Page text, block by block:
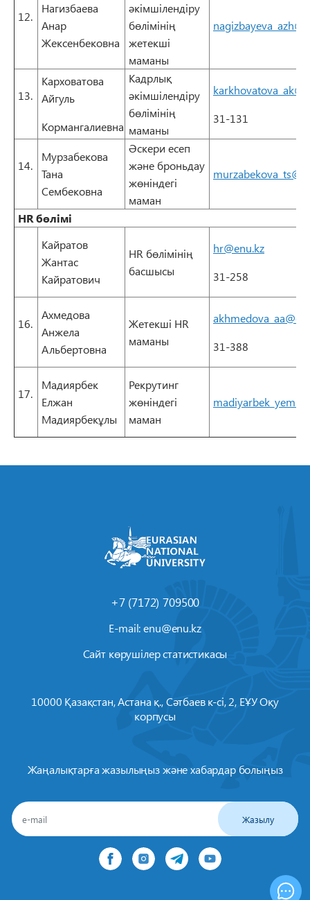
12.
Нагизбаева
Анар
Жексенбековна
әкімшілендіру
бөлімінің
жетекші
маманы
13.
Карховатова
Айгуль
Кормангалиевна
Кадрлық
әкімшілендіру
бөлімінің
маманы
31-131
14.
Мурзабекова
Тана
Сембековна
Әскери есеп
және броньдау
жөніндегі
маман
HR бөлімі
Кайратов
Жантас
Кайратович
HR бөлімінің
басшысы
hr@enu.kz
31-258
16.
Ахмедова
Анжела
Альбертовна
Жетекші HR
маманы
31-388
17.
Мадиярбек
Елжан
Мадиярбекұлы
Рекрутинг
жөніндегі
маман
+7 (7172) 709500
E-mail:enu@enu.kz
Сайт көрушілер статистикасы
10000 Қазақстан, Астана қ., Сәтбаев к-сі, 2, ЕҰУ Оқу
корпусы
Жаңалықтарға жазылыңыз және хабардар болыңыз
Жазылу